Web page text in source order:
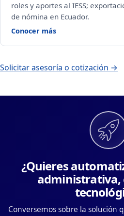
roles y aportes al IESS;
de nómina en Ecuador.
Conocer más— ServiNómina
Solicitar asesoría o cotización →
¿Quieres
administrativa,
Conversemos sobre la solución